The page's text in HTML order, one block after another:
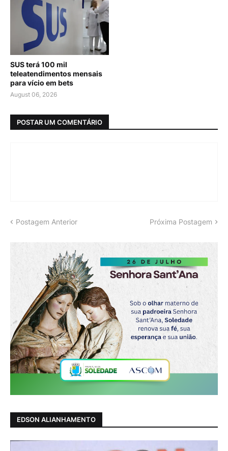
SUS terá 100 mil
teleatendimentos mensais
para vício em bets
August 06, 2026
POSTAR UM COMENTÁRIO
Postagem Anterior Próxima Postagem
EDSON ALIANHAMENTO